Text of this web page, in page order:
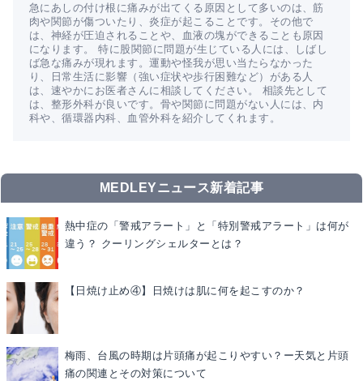
急にあしの付け根に痛みが出てくる原因として多いのは、筋
肉や関節が傷ついたり、炎症が起こることです。その他で
は、神経が圧迫されることや、血液の塊ができることも原因
になります。 特に股関節に問題が生じている人には、しばし
ば急な痛みが現れます。運動や怪我が思い当たらなかった
り、日常生活に影響（強い症状や歩行困難など）がある人
は、速やかにお医者さんに相談してください。 相談先として
は、整形外科が良いです。骨や関節に問題がない人には、内
科や、循環器内科、血管外科を紹介してくれます。
MEDLEYニュース新着記事
熱中症の「警戒アラート」と「特別警戒アラート」は何が
違う？ クーリングシェルターとは？
【日焼け止め④】日焼けは肌に何を起こすのか？
梅雨、台風の時期は片頭痛が起こりやすい？ー天気と片頭
痛の関連とその対策について